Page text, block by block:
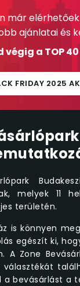
már
ajánlatai és
végig a TOP
FRIDAY 2025
melyek 11
területén.
is könnyen
egészít ki,
A Zone
választékát
bevásárlást a